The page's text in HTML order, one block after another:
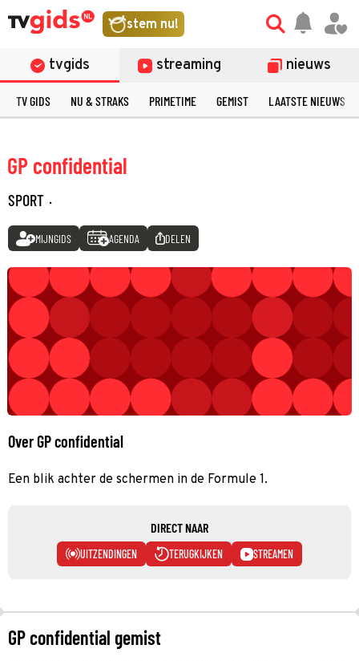
stem nu!
tvgids streaming nieuws
TV GIDS NU & STRAKS PRIMETIME GEMIST LAATSTE NIEUWS
GP confidential
SPORT ·
MIJNGIDS AGENDA DELEN
Over GP confidential
Een blik achter de schermen in de Formule 1.
DIRECT NAAR
UITZENDINGEN TERUGKIJKEN STREAMEN
GP confidential gemist